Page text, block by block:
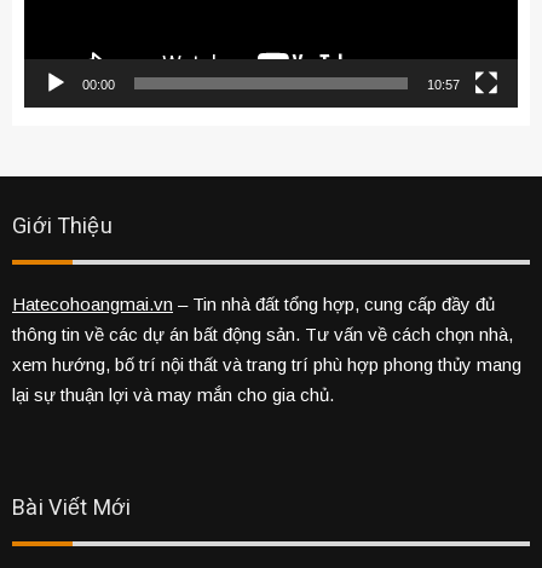
00:00 10:57
Giới Thiệu
Hatecohoangmai.vn – Tin nhà đất tổng hợp, cung cấp đầy đủ
thông tin về các dự án bất động sản. Tư vấn về cách chọn nhà,
xem hướng, bố trí nội thất và trang trí phù hợp phong thủy mang
lại sự thuận lợi và may mắn cho gia chủ.
Bài Viết Mới